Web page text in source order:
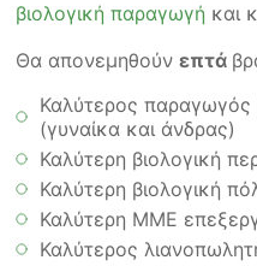
βιολογική παραγωγή και
Θα απονεμηθούνεπτά
Καλύτερος παραγωγός
(γυναίκα και άνδρας)
Καλύτερη βιολογική
Καλύτερη βιολογική
Καλύτερη ΜΜΕ
Καλύτερος